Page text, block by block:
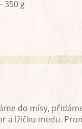
- 350 g
do mísy,
a lžičku medu.